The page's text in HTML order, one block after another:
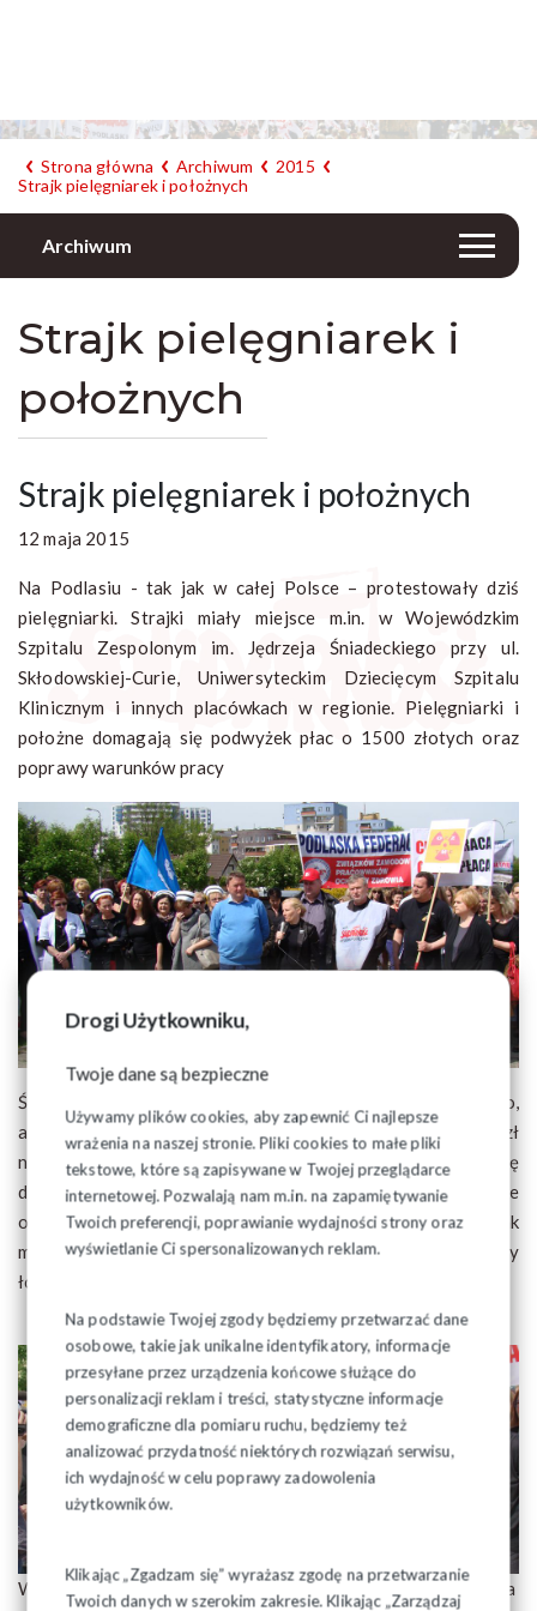
Drogi Użytkowniku,
Twoje dane są bezpieczne
Używamy plików cookies, aby zapewnić Ci najlepsze
wrażenia na naszej stronie. Pliki cookies to małe pliki
tekstowe, które są zapisywane w Twojej przeglądarce
internetowej. Pozwalają nam m.in. na zapamiętywanie
Twoich preferencji, poprawianie wydajności strony oraz
wyświetlanie Ci spersonalizowanych reklam.
Na podstawie Twojej zgody będziemy przetwarzać dane
osobowe, takie jak unikalne identyfikatory, informacje
przesyłane przez urządzenia końcowe służące do
personalizacji reklam i treści, statystyczne informacje
demograficzne dla pomiaru ruchu, będziemy też
analizować przydatność niektórych rozwiązań serwisu,
ich wydajność w celu poprawy zadowolenia
użytkowników.
Klikając „Zgadzam się” wyrażasz zgodę na przetwarzanie
Twoich danych w szerokim zakresie. Klikając „Zarządzaj
Strona główna Archiwum
2015
Strajk pielęgniarek i położnych
Archiwum
Strajk pielęgniarek i
położnych
Strajk pielęgniarek i położnych
12 maja 2015
Na Podlasiu - tak jak w całej Polsce – protestowały dziś
pielęgniarki. Strajki miały miejsce m.in. w Wojewódzkim
Szpitalu Zespolonym im. Jędrzeja Śniadeckiego przy ul.
Skłodowskiej-Curie, Uniwersyteckim Dziecięcym Szpitalu
Klinicznym i innych placówkach w regionie. Pielęgniarki i
położne domagają się podwyżek płac o 1500 złotych oraz
poprawy warunków pracy
Średnia pensja pielęgniarki wynosi od 2000 do 2400 zł netto,
ale w niektórych szpitalach powiatowych nawet 1500 zł
netto. Podlaskie pielęgniarki nie od dziś alarmują, że źle się
dzieje w ich branży. Nie chodzi tylko o niskie pensje, ale także
o to, że dramatycznie brakuje chętnych do tego zawodu. Jak
mówią, problem jest na tyle duży, że wkrótce w szpitalach przy
łóżkach pacjentów zabraknie ich opieki.
W Polsce na tysiąc mieszkańców przypada 5 pielęgniarek a na